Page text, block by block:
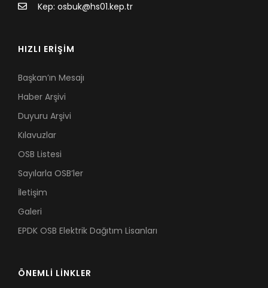
Kep: osbuk@hs01.kep.tr
HIZLI ERİŞİM
Başkan’ın Mesajı
Haber Arşivi
Duyuru Arşivi
Kılavuzlar
OSB Listesi
Sayılarla OSB’ler
İletişim
Galeri
EPDK OSB Elektrik Dağıtım Lisanları
ÖNEMLİ LİNKLER